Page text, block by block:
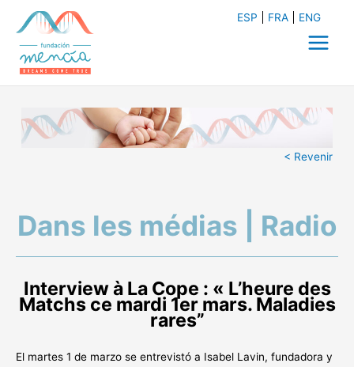
contenu
ESP FRA ENG
Main
Menu
< Revenir
Dans les médias | Radio
Interview à La Cope : « L’heure des
Matchs ce mardi 1er mars. Maladies
rares”
El martes 1 de marzo se entrevistó a Isabel Lavin, fundadora y